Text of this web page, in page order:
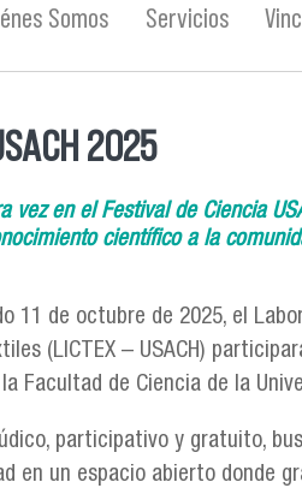
Somos Servicios
2025
vez en el Festival de Ciencia
científico a la
11 de octubre de 2025, el
(LICTEX – USACH)
Facultad de Ciencia de la
participativo y gratuito,
en un espacio abierto donde